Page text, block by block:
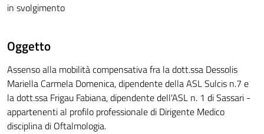
in svolgimento
Oggetto
Assenso alla mobilità compensativa fra la dott.ssa Dessolis
Mariella Carmela Domenica, dipendente della ASL Sulcis n.7 e
la dott.ssa Frigau Fabiana, dipendente dell'ASL n. 1 di Sassari -
appartenenti al profilo professionale di Dirigente Medico
disciplina di Oftalmologia.